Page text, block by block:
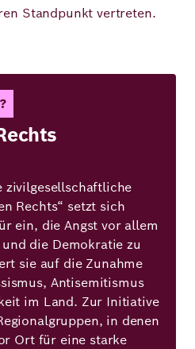
Standpunkt vertreten.
zivilgesellschaftliche
Rechts“ setzt sich
ein, die Angst vor allem
die Demokratie zu
sie auf die Zunahme
Antisemitismus
im Land. Zur Initiative
in denen
Ort für eine starke